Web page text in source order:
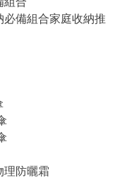
備組合家庭收納推
理防曬霜